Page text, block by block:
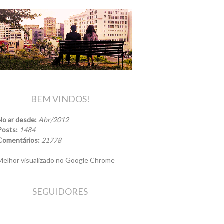
BEM VINDOS!
ar desde: Abr/2012
1484
21778
visualizado no Google Chrome
SEGUIDORES